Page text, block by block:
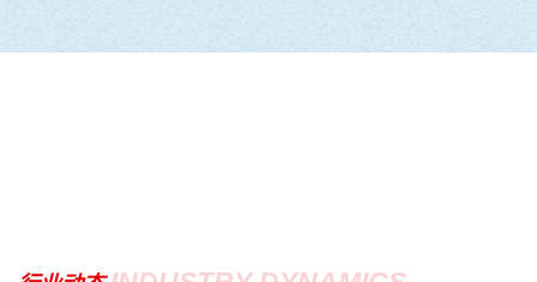
今年产品国抽“双随机”正式启动